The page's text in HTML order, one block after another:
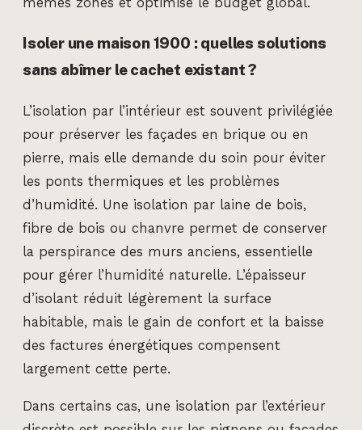
Isoler une maison 1900 : quelles solutions
sans abîmer le cachet existant ?
L’isolation par l’intérieur est souvent privilégiée
pour préserver les façades en brique ou en
pierre, mais elle demande du soin pour éviter
les ponts thermiques et les problèmes
d’humidité. Une isolation par laine de bois,
fibre de bois ou chanvre permet de conserver
la perspirance des murs anciens, essentielle
pour gérer l’humidité naturelle. L’épaisseur
d’isolant réduit légèrement la surface
habitable, mais le gain de confort et la baisse
des factures énergétiques compensent
largement cette perte.
Dans certains cas, une isolation par l’extérieur